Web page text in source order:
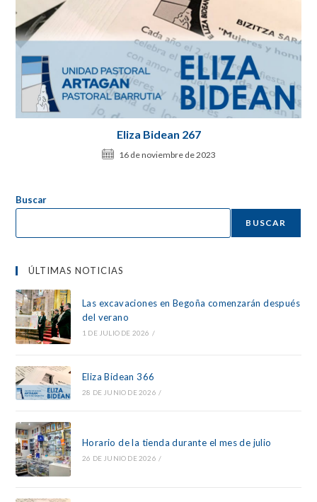
Eliza Bidean 267
16 de noviembre de 2023
Buscar
BUSCAR
ÚLTIMAS NOTICIAS
Las excavaciones en Begoña comenzarán después
del verano
1 DE JULIO DE 2026 /
Eliza Bidean 366
28 DE JUNIO DE 2026 /
Horario de la tienda durante el mes de julio
26 DE JUNIO DE 2026 /